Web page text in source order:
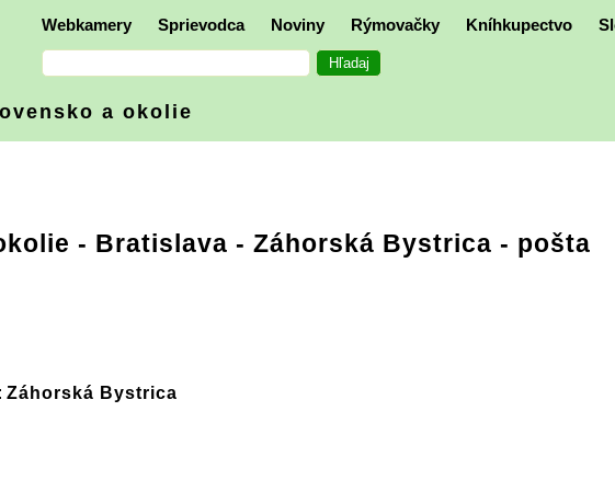
Webkamery Sprievodca Noviny Rýmovačky Kníhkupectvo
a okolie
- Bratislava - Záhorská Bystrica - pošta
Záhorská Bystrica